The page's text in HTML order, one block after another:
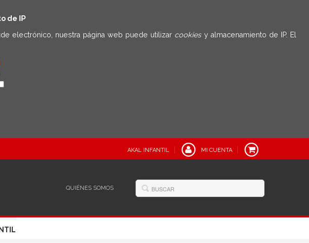
de IP
electrónico, nuestra página web puede utilizar cookies y almacenamiento de IP. El
AKAL INFANTIL MI CUENTA
QUIÉNES SOMOS